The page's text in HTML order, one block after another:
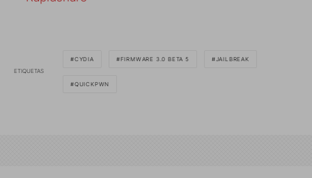
ETIQUETAS
CYDIA FIRMWARE 3.0 BETA 5 JAILBREAK
QUICKPWN